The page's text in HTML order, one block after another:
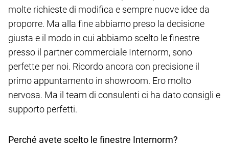
molte richieste di modifica e sempre nuove idee da
proporre. Ma alla fine abbiamo preso la decisione
giusta e il modo in cui abbiamo scelto le finestre
presso il partner commerciale Internorm, sono
perfette per noi. Ricordo ancora con precisione il
primo appuntamento in showroom. Ero molto
nervosa. Ma il team di consulenti ci ha dato consigli e
supporto perfetti.
Perché avete scelto le finestre Internorm?